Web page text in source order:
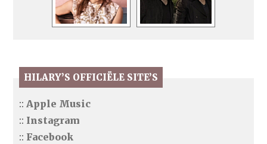
HILARY’S OFFICIËLE SITE’S
::Apple Music
:: Instagram
:: Facebook